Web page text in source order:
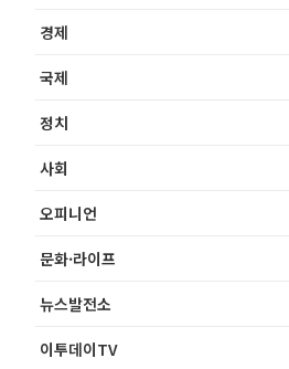
경제
국제
정치
사회
오피니언
문화·라이프
뉴스발전소
이투데이TV